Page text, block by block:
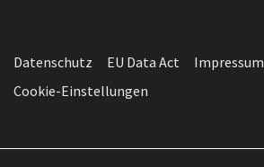
Datenschutz EU Data Act Impressum
Cookie-Einstellungen